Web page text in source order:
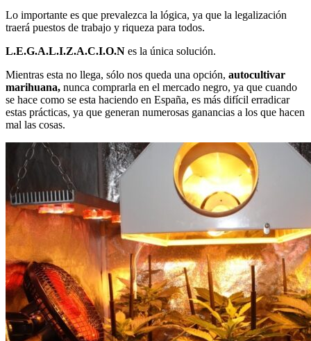
Lo importante es que prevalezca la lógica, ya que la legalización
traerá puestos de trabajo y riqueza para todos.
L.E.G.A.L.I.Z.A.C.I.O.N es la única solución.
Mientras esta no llega, sólo nos queda una opción, autocultivar
marihuana, nunca comprarla en el mercado negro, ya que cuando
se hace como se esta haciendo en España, es más difícil erradicar
estas prácticas, ya que generan numerosas ganancias a los que hacen
mal las cosas.